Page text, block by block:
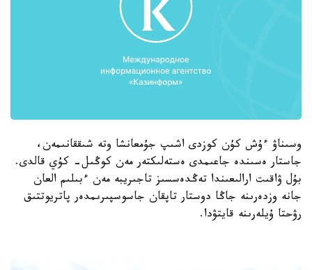
وسىناۋ ءۇش كۇن كوزدى اشىپ جۇمعانشا وتە شىققانىمەن،
جاستار ەسىندە جاعىمدى ەستەلىكتەر مەن كوڭىل- كۇي قالدى.
بۇل ۋاقىت ارالىعىندا تەڭدەسسىز تاجىريبە مەن ءبىلىم العان
جانە وزدەرىنە جاڭا دوستار تاپقان جاسوسپىرىمدەر پاتريوتتىق
رۋحتا ۇيلەرىنە قايتۋدا.